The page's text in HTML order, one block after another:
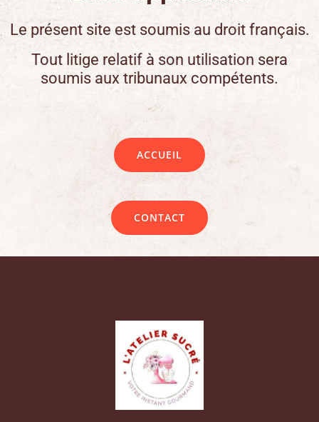
Le présent site est soumis au droit français.
Tout litige relatif à son utilisation sera
soumis aux tribunaux compétents.
ACCUEIL
CONTACT